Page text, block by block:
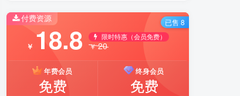
付费资源
￥ 18.8 限时特惠（会员免费）
￥20
年费会员
免费
终身会员
免费
已售 8